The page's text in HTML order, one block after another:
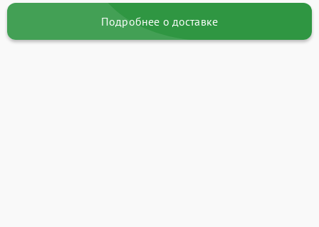
Подробнее о доставке